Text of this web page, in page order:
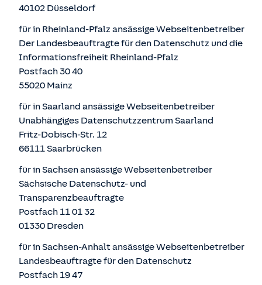
40102 Düsseldorf
für in Rheinland-Pfalz ansässige Webseitenbetreiber
Der Landesbeauftragte für den Datenschutz und die
Informationsfreiheit Rheinland-Pfalz
Postfach 30 40
55020 Mainz
für in Saarland ansässige Webseitenbetreiber
Unabhängiges Datenschutzzentrum Saarland
Fritz-Dobisch-Str. 12
66111 Saarbrücken
für in Sachsen ansässige Webseitenbetreiber
Sächsische Datenschutz- und
Transparenzbeauftragte
Postfach 11 01 32
01330 Dresden
für in Sachsen-Anhalt ansässige Webseitenbetreiber
Landesbeauftragte für den Datenschutz
Postfach 19 47